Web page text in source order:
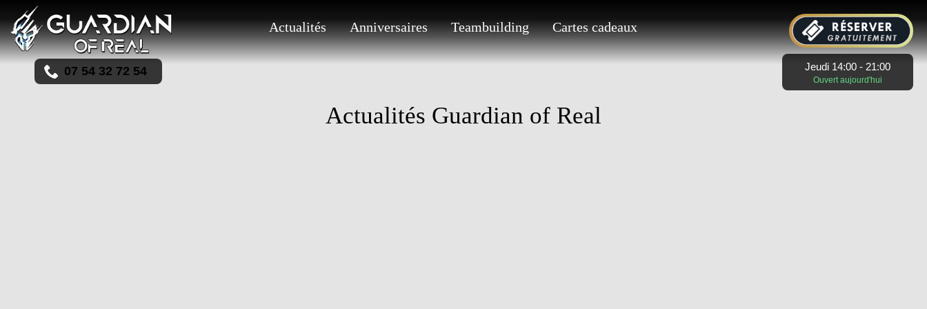
Actualités Anniversaires Teambuilding Cartes cadeaux
07 54 32 72 54 Jeudi 14:00 - 21:00
Ouvert aujourd'hui
Actualités Guardian of Real